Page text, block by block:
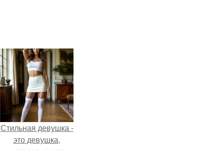
Стильная девушка -
это девушка,